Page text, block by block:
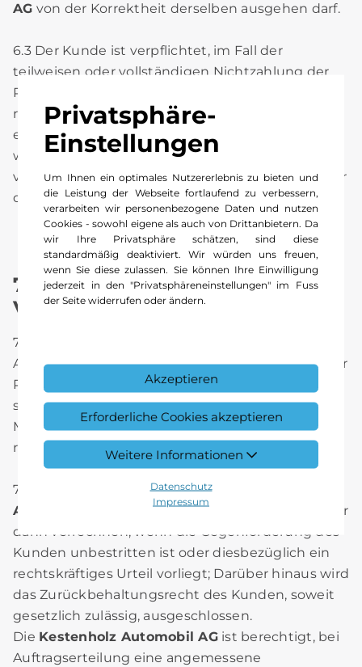
Privatsphäre-
Einstellungen
Um Ihnen ein optimales Nutzererlebnis zu bieten und
die Leistung der Webseite fortlaufend zu verbessern,
verarbeiten wir personenbezogene Daten und nutzen
Cookies - sowohl eigene als auch von Drittanbietern. Da
wir Ihre Privatsphäre schätzen, sind diese
standardmäßig deaktiviert. Wir würden uns freuen,
wenn Sie diese zulassen. Sie können Ihre Einwilligung
jederzeit in den "Privatsphäreneinstellungen" im Fuss
der Seite widerrufen oder ändern.
Akzeptieren
Erforderliche Cookies akzeptieren
Weitere Informationen
Datenschutz
Impressum
AG von der Korrektheit derselben ausgehen darf.
6.3 Der Kunde ist verpflichtet, im Fall der
teilweisen oder vollständigen Nichtzahlung der
Rechnung durch eine Versicherungsgesellschaft
resp. ausbleibender Garantie- oder Kulanzzusage
eines Lieferanten / Importeurs, gleich aus
welchem Grund, den geschuldeten Betrag
vollständig und auf erste Anforderung gegenüber
der
Kestenholz Automobil AGzu begleichen.
7. Zahlungsmodalitäten /
Verrechnung / Verzug
7.1 Der Rechnungsbetrag ist grundsätzlich bei
Abnahme des Fahrzeuges und Aushändigung der
Rechnung bar oder via EC zur Zahlung fällig,
spätestens jedoch innerhalb zehn Tage nach
Meldung der Fertigstellung und Aushändigung
resp. Übersendung der betreffenden Rechnung.
7.2 Forderungen derKestenholz Automobil
AG
kann der Kunde mit eigenen Forderungen nur
dann verrechnen, wenn die Gegenforderung des
Kunden unbestritten ist oder diesbezüglich ein
rechtskräftiges Urteil vorliegt; Darüber hinaus wird
das Zurückbehaltungsrecht des Kunden, soweit
gesetzlich zulässig, ausgeschlossen.
Die Kestenholz Automobil AGist berechtigt, bei
Auftragserteilung eine angemessene